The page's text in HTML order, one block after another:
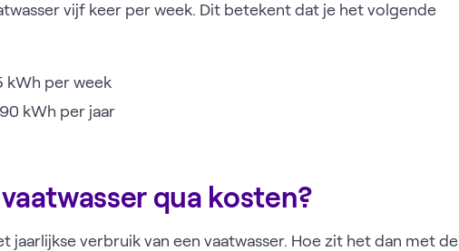
vijf keer per week. Dit betekent dat je het volgende
kWh per week
kWh per jaar
qua kosten?
jaarlijkse verbruik van een vaatwasser. Hoe zit het dan met de